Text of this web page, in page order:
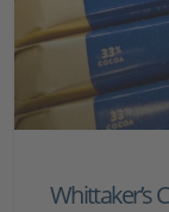
Whittaker’s